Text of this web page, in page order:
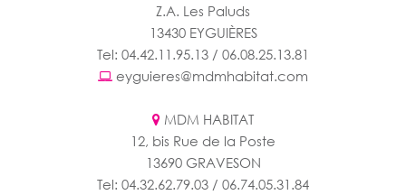
Z.A. Les Paluds
13430 EYGUIÈRES
Tel: 04.42.11.95.13 / 06.08.25.13.81
eyguieres@mdmhabitat.com
MDM HABITAT
12, bis Rue de la Poste
13690 GRAVESON
Tel: 04.32.62.79.03 / 06.74.05.31.84